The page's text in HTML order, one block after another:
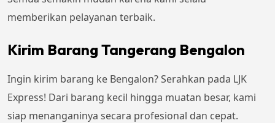
memberikan pelayanan terbaik.
Kirim Barang Tangerang Bengalon
Ingin kirim barang ke Bengalon? Serahkan pada LJK
Express! Dari barang kecil hingga muatan besar, kami
siap menanganinya secara profesional dan cepat.